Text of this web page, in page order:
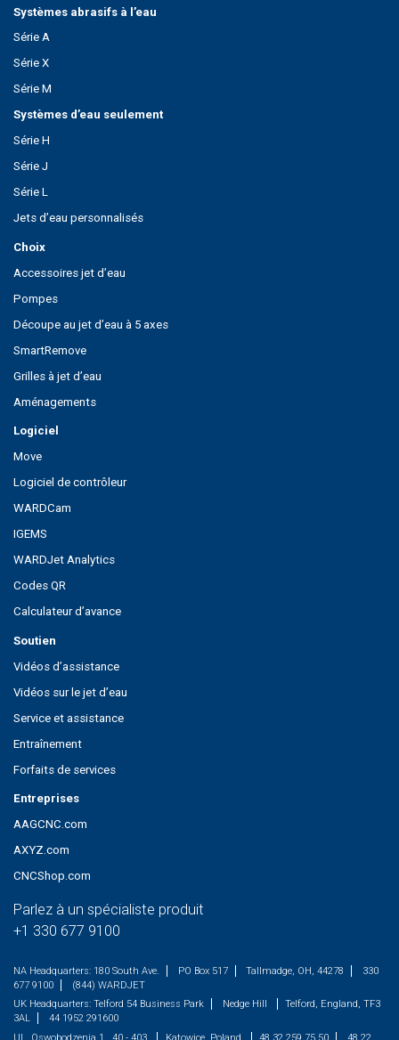
Systèmes abrasifs à l’eau
Série A
Série X
Série M
Systèmes d’eau seulement
Série H
Série J
Série L
Jets d’eau personnalisés
Choix
Accessoires jet d’eau
Pompes
Découpe au jet d’eau à 5 axes
SmartRemove
Grilles à jet d’eau
Aménagements
Logiciel
Move
Logiciel de contrôleur
WARDCam
IGEMS
WARDJet Analytics
Codes QR
Calculateur d’avance
Soutien
Vidéos d’assistance
Vidéos sur le jet d’eau
Service et assistance
Entraînement
Forfaits de services
Entreprises
AAGCNC.com
AXYZ.com
CNCShop.com
NA Headquarters: 180 South Ave. PO Box 517 Tallmadge, OH, 44278
330
677 9100
(844) WARDJET
UK Headquarters: Telford 54 Business Park Nedge Hill
Telford, England, TF3
3AL
44 1952 291600
UL. Oswobodzenia 1 , 40 - 403
Katowice, Poland 48 32 259 75 50 48 22
Parlez à un spécialiste produit
+1 330 677 9100